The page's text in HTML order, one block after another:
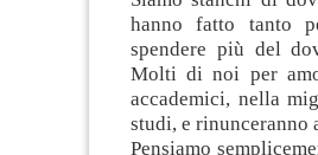
hanno fatto tanto
spendere più del
Molti di noi per
accademici, nella
studi, e rinunceranno
Pensiamo